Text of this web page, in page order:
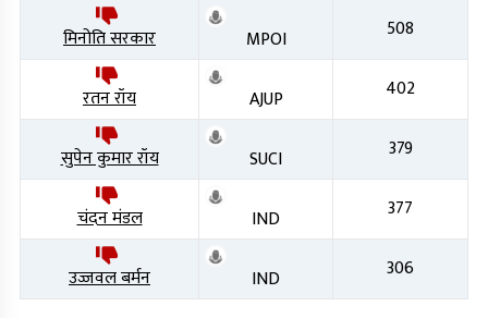
मिनोति सरकार MPOI 508
रतन रॉय AJUP 402
सुपेन कुमार रॉय SUCI 379
चंदन मंडल IND 377
उज्जवल बर्मन IND 306